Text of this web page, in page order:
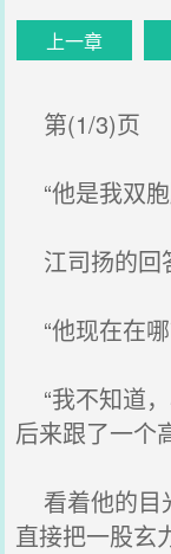
上一章
第(1/3)页
“他是我双
江司扬的回
“他现在在哪
“我不知道
后来跟了一个
看着他的目
直接把一股玄